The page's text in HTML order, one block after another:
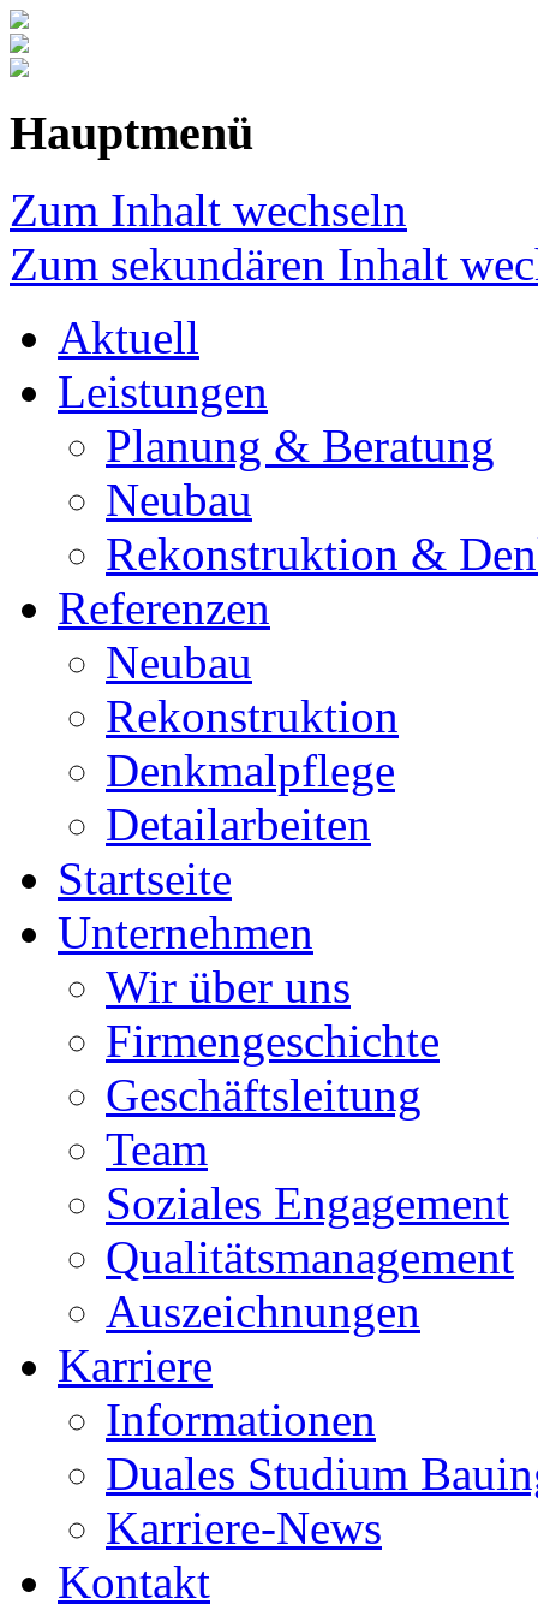
Hauptmenü
Zum Inhalt wechseln
Zum sekundären Inhalt
Aktuell
Leistungen
Planung & Beratung
Neubau
Rekonstruktion &
Referenzen
Neubau
Rekonstruktion
Denkmalpflege
Detailarbeiten
Startseite
Unternehmen
Wir über uns
Firmengeschichte
Geschäftsleitung
Team
Soziales Engagement
Qualitätsmanagement
Auszeichnungen
Karriere
Informationen
Duales Studium
Karriere-News
Kontakt